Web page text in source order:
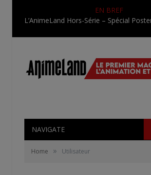
EN BREF
NAVIGATE
Home » Utilisateur